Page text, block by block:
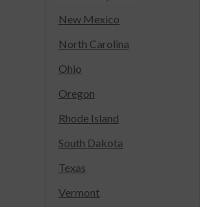
New Mexico
North Carolina
Ohio
Oregon
Rhode Island
South Dakota
Texas
Vermont